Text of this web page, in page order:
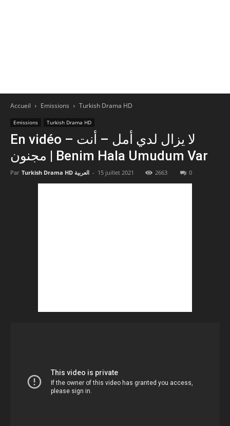
Accueil Emissions Turkish Drama HD
Emissions Turkish Drama HD
En vidéo – لا يزال لدي أمل – أنت
مجنون | Benim Hala Umudum Var
Par Turkish Drama HD العربية - 15 juillet 2021 2663 0